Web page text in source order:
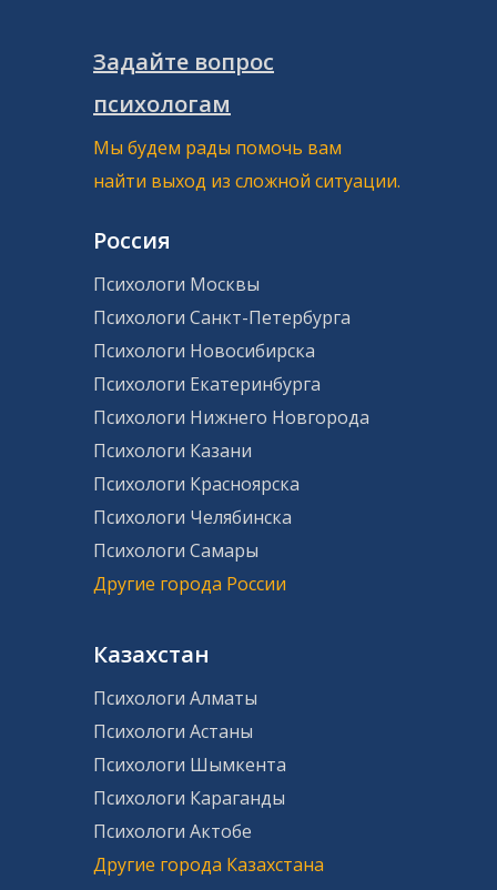
Задайте вопрос
психологам
Мы будем рады помочь вам
найти выход из сложной ситуации.
Россия
Психологи Москвы
Психологи Санкт-Петербурга
Психологи Новосибирска
Психологи Екатеринбурга
Психологи Нижнего Новгорода
Психологи Казани
Психологи Красноярска
Психологи Челябинска
Психологи Самары
Другие города России
Казахстан
Психологи Алматы
Психологи Астаны
Психологи Шымкента
Психологи Караганды
Психологи Актобе
Другие города Казахстана